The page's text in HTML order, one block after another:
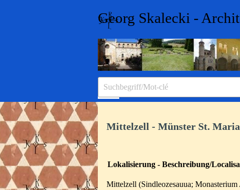
Georg Skalecki -
Menü überspringen
Mittelzell - Münster St.
Lokalisierung - Beschreibung/
Mittelzell (Sindleozesauua;